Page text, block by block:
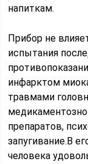
напиткам.
Прибор не
испытания
инфарктом
травмами
препаратов,
запугивание.В
человека